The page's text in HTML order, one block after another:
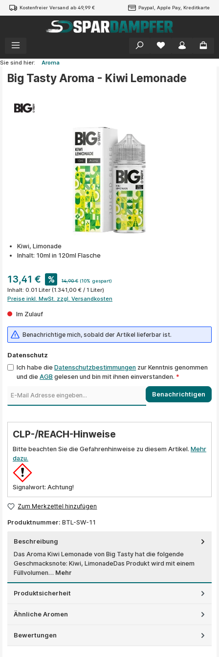
springen
Kostenfreier Versand ab 49,99 € Paypal, Apple Pay, Kreditkarte
Sie sind hier: Aroma
Big Tasty Aroma - Kiwi Lemonade
Kiwi, Limonade
Inhalt: 10ml in 120ml Flasche
13,41 € % 14,90 € (10% gespart)
Inhalt: 0.01 Liter (1.341,00 € / 1 Liter)
Preise inkl. MwSt. zzgl. Versandkosten
Im Zulauf
Benachrichtige mich, sobald der Artikel lieferbar ist.
Datenschutz
Ich habe dieDatenschutzbestimmungen zur Kenntnis genommen
und dieAGB gelesen und bin mit ihnen einverstanden.*
Benachrichtigen
CLP-/REACH-Hinweise
Bitte beachten Sie die Gefahrenhinweise zu diesem Artikel. Mehr
dazu.
Signalwort: Achtung!
Zum Merkzettel hinzufügen
Produktnummer: BTL-SW-11
Beschreibung
Das Aroma Kiwi Lemonade von Big Tasty hat die folgende
Geschmacksnote: Kiwi, LimonadeDas Produkt wird mit einem
Füllvolumen… Mehr
Produktsicherheit
Ähnliche Aromen
Bewertungen